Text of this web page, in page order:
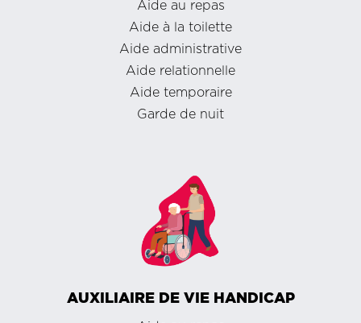
Aide au repas
Aide à la toilette
Aide administrative
Aide relationnelle
Aide temporaire
Garde de nuit
AUXILIAIRE DE VIE HANDICAP